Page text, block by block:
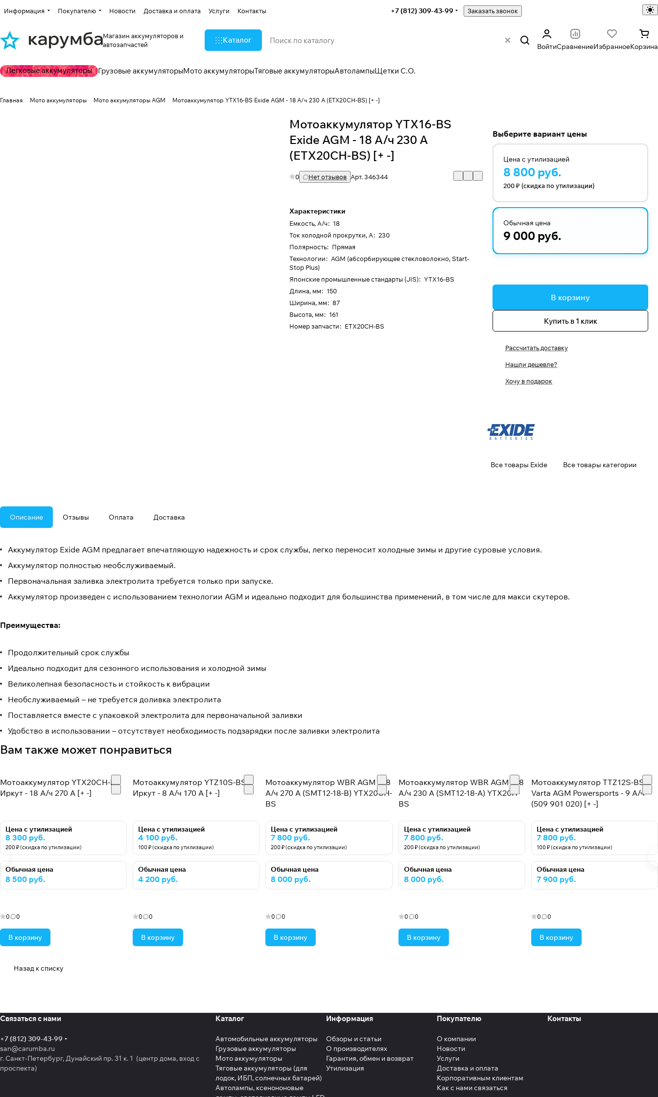
Информация Покупателю Новости Доставка и оплата Услуги Контакты +7 (812) 309-43-99 Заказать звонок
Магазин аккумуляторов и
автозапчастей
Каталог
ВойтиСравнениеИзбранноеКорзина
Легковые аккумуляторы Грузовые аккумуляторыМото аккумуляторыТяговые аккумуляторыАвтолампыЩетки С.О.
Главная Мото аккумуляторы Мото аккумуляторы AGM Мотоаккумулятор YTX16-BS Exide AGM - 18 А/ч 230 А (ETX20CH-BS) [+ -]
Мотоаккумулятор YTX16-BS
Exide AGM - 18 А/ч 230 А
(ETX20CH-BS) [+ -]
0 Нет отзывов Арт.346344
Характеристики
Емкость, А/ч: 18
Ток холодной прокрутки, А: 230
Полярность: Прямая
Технологии: AGM (абсорбирующее стекловолокно, Start-
Stop Plus)
Японские промышленные стандарты (JIS): YTX16-BS
Длина, мм: 150
Ширина, мм: 87
Высота, мм: 161
Номер запчасти: ETX20CH-BS
Выберите вариант цены
Цена с утилизацией
8 800 руб.
200 ₽ (скидка по утилизации)
Обычная цена
9 000 руб.
В корзину
Купить в 1 клик
Рассчитать доставку
Нашли дешевле?
Хочу в подарок
Все товары Exide Все товары категории
Описание Отзывы Оплата Доставка
Аккумулятор Exide AGM предлагает впечатляющую надежность и срок службы, легко переносит холодные зимы и другие суровые условия.
Аккумулятор полностью необслуживаемый.
Первоначальная заливка электролита требуется только при запуске.
Аккумулятор произведен с использованием технологии AGM и идеально подходит для большинства применений, в том числе для макси скутеров.
Преимущества:
Продолжительный срок службы
Идеально подходит для сезонного использования и холодной зимы
Великолепная безопасность и стойкость к вибрации
Необслуживаемый – не требуется доливка электролита
Поставляется вместе с упаковкой электролита для первоначальной заливки
Удобство в использовании – отсутствует необходимость подзарядки после заливки электролита
Вам также может понравиться
Мотоаккумулятор YTX20CH-BS
Иркут - 18 А/ч 270 A [+ -]
Цена с утилизацией
8 300 руб.
200 ₽ (скидка по утилизации)
Обычная цена
8 500 руб.
0 0
В корзину
Мотоаккумулятор YTZ10S-BS
Иркут - 8 А/ч 170 A [+ -]
Цена с утилизацией
4 100 руб.
100 ₽ (скидка по утилизации)
Обычная цена
4 200 руб.
0 0
В корзину
Мотоаккумулятор WBR AGM - 18
А/ч 270 А (SMT12-18-B) YTX20CH-
BS
Цена с утилизацией
7 800 руб.
200 ₽ (скидка по утилизации)
Обычная цена
8 000 руб.
0 0
В корзину
Мотоаккумулятор WBR AGM - 18
А/ч 230 А (SMT12-18-A) YTX20H-
BS
Цена с утилизацией
7 800 руб.
200 ₽ (скидка по утилизации)
Обычная цена
8 000 руб.
0 0
В корзину
Мотоаккумулятор TTZ12S-BS
Varta AGM Powersports - 9 А/ч
(509 901 020) [+ -]
Цена с утилизацией
7 800 руб.
100 ₽ (скидка по утилизации)
Обычная цена
7 900 руб.
0 0
В корзину
Назад к списку
Связаться с нами
+7 (812) 309-43-99
san@carumba.ru
г. Санкт-Петербург, Дунайский пр. 31 к. 1 (центр дома, вход с
проспекта)
Каталог
Автомобильные аккумуляторы
Грузовые аккумуляторы
Мото аккумуляторы
Тяговые аккумуляторы (для
лодок, ИБП, солнечных батарей)
Автолампы, ксенононовые
Информация
Обзоры и статьи
О производителях
Гарантия, обмен и возврат
Утилизация
Покупателю
О компании
Новости
Услуги
Доставка и оплата
Корпоративным клиентам
Как с нами связаться
Контакты